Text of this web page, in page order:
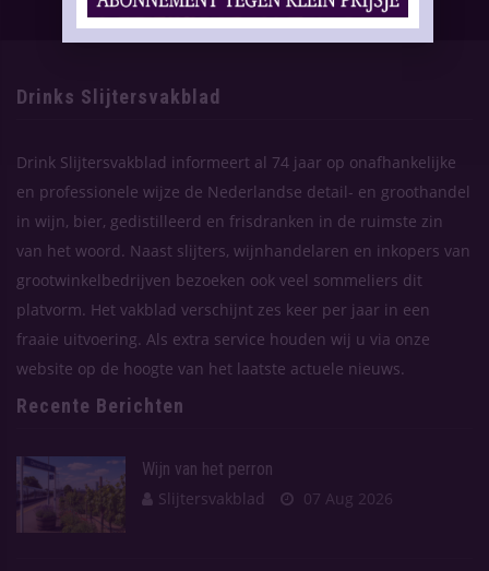
Contact
Drinks Slijtersvakblad
Drink Slijtersvakblad informeert al 74 jaar op onafhankelijke
en professionele wijze de Nederlandse detail- en groothandel
in wijn, bier, gedistilleerd en frisdranken in de ruimste zin
van het woord. Naast slijters, wijnhandelaren en inkopers van
grootwinkelbedrijven bezoeken ook veel sommeliers dit
platvorm. Het vakblad verschijnt zes keer per jaar in een
fraaie uitvoering. Als extra service houden wij u via onze
website op de hoogte van het laatste actuele nieuws.
Recente Berichten
Wijn van het perron
Slijtersvakblad
07 Aug 2026